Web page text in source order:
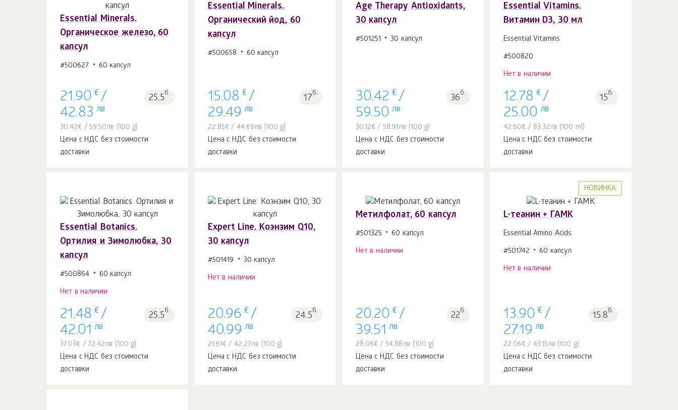
Essential Minerals.
Органическое железо, 60
капсул
#500627 60 капсул
21.90 € /
42.83 лв
25.5б.
30.42€ /59.50лв (100 g)
Цена с НДС без стоимости
доставки
В корзину 1шт.
Essential Minerals.
Органический йод, 60
капсул
#500658 60 капсул
15.08 € /
29.49 лв
17б.
22.85€/44.69лв (100 g)
Цена с НДС без стоимости
доставки
Age Тhеrару Antioxidants,
30 капсул
#501251 30 капсул
30.42 € /
59.50 лв
36б.
30.12€/ 58.91лв (100 g)
Цена с НДС без стоимости
доставки
Essential Vitamins.
Витамин D3, 30 мл
Essential Vitamins
#500820
Нет в наличии
12.78 € /
25.00 лв
15б.
42.60€/ 83.32лв (100 ml)
Цена с НДС без стоимости
доставки
Essential Botanics.
Ортилия и Зимолюбка, 30
капсул
#500864 60 капсул
Нет в наличии
21.48 € /
42.01 лв
25.5б.
37.03€ / 72.42лв (100 g)
Цена с НДС без стоимости
доставки
Expert Line. Коэнзим Q10,
30 капсул
#501419 30 капсул
Нет в наличии
20.96 € /
40.99 лв
24.5б.
21.61€/42.27лв (100 g)
Цена с НДС без стоимости
доставки
Метилфолат, 60 капсул
#501325 60 капсул
Нет в наличии
20.20 € /
39.51 лв
22б.
28.06€/ 54.88лв (100 g)
Цена с НДС без стоимости
доставки
НОВИНКА
L-теанин + ГАМК
Essential Amino Acids
#501742 60 капсул
Нет в наличии
13.90 € /
27.19 лв
15.8б.
22.06€/ 43.15лв (100 g)
Цена с НДС без стоимости
доставки